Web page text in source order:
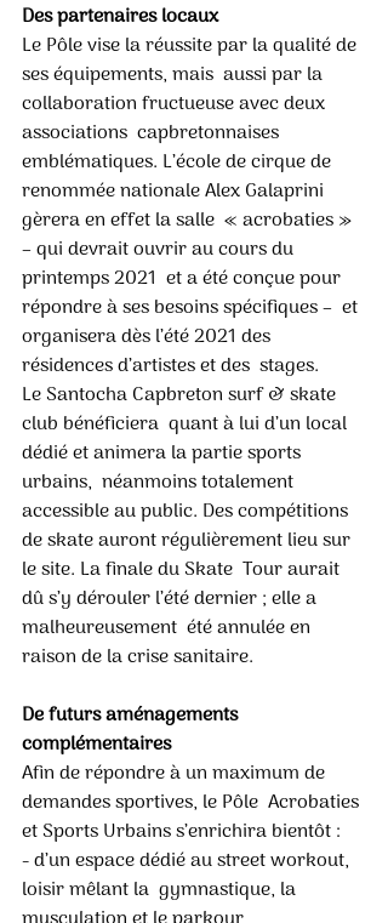
Des partenaires locaux
Le Pôle vise la réussite par la qualité de
ses équipements, mais  aussi par la
collaboration fructueuse avec deux
associations  capbretonnaises
emblématiques. L’école de cirque de
renommée nationale Alex Galaprini
gèrera en effet la salle  « acrobaties »
– qui devrait ouvrir au cours du
printemps 2021  et a été conçue pour
répondre à ses besoins spécifiques –  et
organisera dès l’été 2021 des
résidences d’artistes et des  stages.
Le Santocha Capbreton surf & skate
club bénéficiera  quant à lui d’un local
dédié et animera la partie sports
urbains,  néanmoins totalement
accessible au public. Des compétitions
de skate auront régulièrement lieu sur
le site. La finale du Skate  Tour aurait
dû s’y dérouler l’été dernier ; elle a
malheureusement  été annulée en
raison de la crise sanitaire.
De futurs aménagements
complémentaires
Afin de répondre à un maximum de
demandes sportives, le Pôle  Acrobaties
et Sports Urbains s’enrichira bientôt :
- d’un espace dédié au street workout,
loisir mêlant la  gymnastique, la